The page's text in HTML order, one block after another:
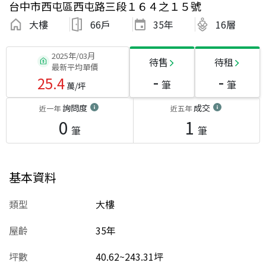
台中市西屯區西屯路三段１６４之１５號
大樓 66戶 35年 16層
2025年/03月
最新平均單價
25.4萬/坪
待售
- 筆
待租
- 筆
近一年詢問度
0 筆
近五年成交
1 筆
基本資料
類型
大樓
屋齡
35年
坪數
40.62~243.31坪